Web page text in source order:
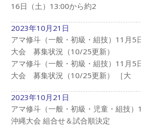
16日（土）13:00から約2
2023年10月21日
アマ修斗（一般・初級・組技）11月
大会 募集状況（10/25更新）
アマ修斗（一般・初級・組技）11月
大会 募集状況（10/25更新） ［大
2023年10月21日
アマ修斗（一般・初級・児童・組技
沖縄大会 組合せ＆試合順決定